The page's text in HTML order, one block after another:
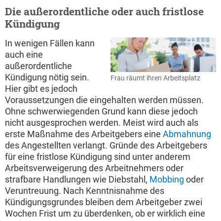
Die außerordentliche oder auch fristlose
Kündigung
Frau räumt ihren Arbeitsplatz
In wenigen Fällen kann
auch eine
außerordentliche
Kündigung nötig sein.
Hier gibt es jedoch
Voraussetzungen die eingehalten werden müssen.
Ohne schwerwiegenden Grund kann diese jedoch
nicht ausgesprochen werden. Meist wird auch als
erste Maßnahme des Arbeitgebers eine Abmahnung
des Angestellten verlangt. Gründe des Arbeitgebers
für eine fristlose Kündigung sind unter anderem
Arbeitsverweigerung des Arbeitnehmers oder
strafbare Handlungen wie Diebstahl, Mobbing oder
Veruntreuung. Nach Kenntnisnahme des
Kündigungsgrundes bleiben dem Arbeitgeber zwei
Wochen Frist um zu überdenken, ob er wirklich eine